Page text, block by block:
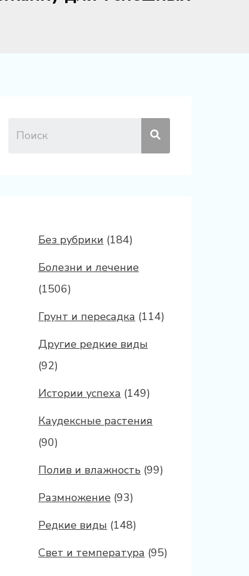
Без рубрики (184)
Болезни и лечение
(1506)
Грунт и пересадка (114)
Другие редкие виды
(92)
Истории успеха (149)
Каудексные растения
(90)
Полив и влажность (99)
Размножение (93)
Редкие виды (148)
Свет и температура (95)